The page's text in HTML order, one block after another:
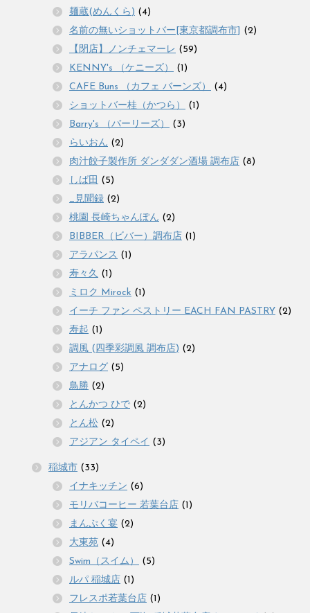
麺蔵(めんくら) (4)
名前の無いショットバー[東京都調布市]
(2)
【閉店】ノンチェマーレ (59)
KENNY's （ケニーズ）
(1)
CAFE Buns （カフェ バーンズ）
(4)
ショットバー桂（かつら）
(1)
Barry's （バーリーズ）
(3)
らいおん (2)
肉汁餃子製作所 ダンダダン酒場 調布店 (8)
しば田 (5)
_見聞録 (2)
桃園 長崎ちゃんぽん (2)
BIBBER（ビバー）調布店 (1)
アラパンス (1)
寿々久 (1)
ミロク Mirock (1)
イーチ ファン ペストリー EACH FAN PASTRY (2)
寿起 (1)
調風 (四季彩調風 調布店) (2)
アナログ (5)
鳥勝 (2)
とんかつ ひで (2)
とん松 (2)
アジアン タイペイ (3)
稲城市 (33)
イナキッチン (6)
モリバコーヒー 若葉台店 (1)
まんぷく宴 (2)
大東苑 (4)
Swim（スイム）
(5)
ルパ 稲城店 (1)
フレスポ若葉台店 (1)